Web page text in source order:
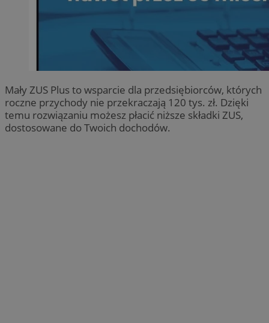
Mały ZUS Plus to wsparcie dla przedsiębiorców, których
roczne przychody nie przekraczają 120 tys. zł. Dzięki
temu rozwiązaniu możesz płacić niższe składki ZUS,
dostosowane do Twoich dochodów.